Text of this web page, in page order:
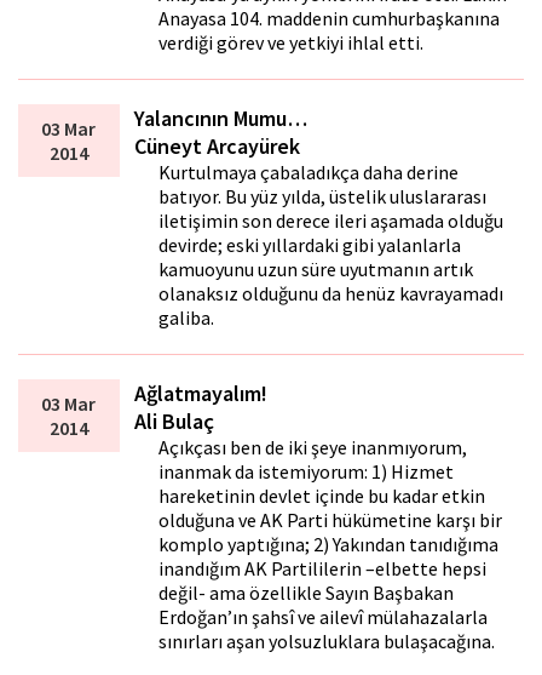
Anayasa 104. maddenin cumhurbaşkanına
verdiği görev ve yetkiyi ihlal etti.
03 Mar
2014
Yalancının Mumu…
Cüneyt Arcayürek
Kurtulmaya çabaladıkça daha derine
batıyor. Bu yüz yılda, üstelik uluslararası
iletişimin son derece ileri aşamada olduğu
devirde; eski yıllardaki gibi yalanlarla
kamuoyunu uzun süre uyutmanın artık
olanaksız olduğunu da henüz kavrayamadı
galiba.
03 Mar
2014
Ağlatmayalım!
Ali Bulaç
Açıkçası ben de iki şeye inanmıyorum,
inanmak da istemiyorum: 1) Hizmet
hareketinin devlet içinde bu kadar etkin
olduğuna ve AK Parti hükümetine karşı bir
komplo yaptığına; 2) Yakından tanıdığıma
inandığım AK Partililerin –elbette hepsi
değil- ama özellikle Sayın Başbakan
Erdoğan’ın şahsî ve ailevî mülahazalarla
sınırları aşan yolsuzluklara bulaşacağına.